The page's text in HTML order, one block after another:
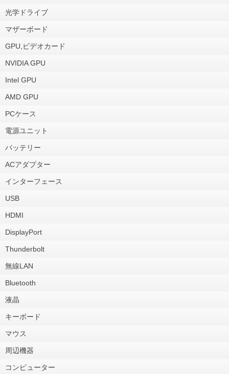
光学ドライブ
マザーボード
GPU,ビデオカード
NVIDIA GPU
Intel GPU
AMD GPU
PCケース
電源ユニット
バッテリー
ACアダプター
インターフェース
USB
HDMI
DisplayPort
Thunderbolt
無線LAN
Bluetooth
液晶
キーボード
マウス
周辺機器
コンピューター